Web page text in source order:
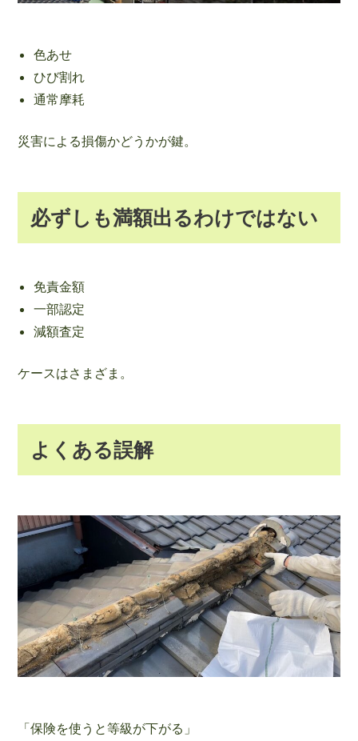
色あせ
ひび割れ
通常摩耗
災害による損傷かどうかが鍵。
必ずしも満額出るわけではない
免責金額
一部認定
減額査定
ケースはさまざま。
よくある誤解
「保険を使うと等級が下がる」